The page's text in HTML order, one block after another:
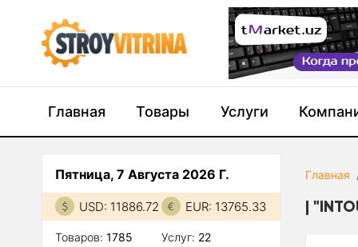
Главная Товары Услуги
Главная
Пятница, 7 Августа 2026 Г.
USD: 11886.72 EUR: 13765.33
Товаров: 1785
Услуг: 22